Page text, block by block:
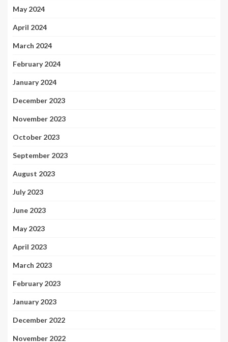
May 2024
April 2024
March 2024
February 2024
January 2024
December 2023
November 2023
October 2023
September 2023
August 2023
July 2023
June 2023
May 2023
April 2023
March 2023
February 2023
January 2023
December 2022
November 2022